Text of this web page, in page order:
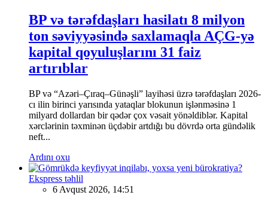
BP və tərəfdaşları hasilatı 8 milyon
ton səviyyəsində saxlamaqla AÇG-yə
kapital qoyuluşlarını 31 faiz
artırıblar
BP və “Azəri–Çıraq–Günəşli” layihəsi üzrə tərəfdaşları 2026-
cı ilin birinci yarısında yataqlar blokunun işlənməsinə 1
milyard dollardan bir qədər çox vəsait yönəldiblər. Kapital
xərclərinin təxminən üçdəbir artdığı bu dövrdə orta gündəlik
neft...
Ardını oxu
Ekspress təhlil
6 Avqust 2026, 14:51